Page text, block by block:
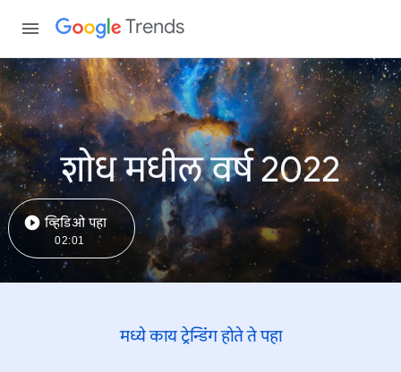
Trends
शोध मधील वर्ष 2022
व्हिडिओ पहा
02:01
मध्ये काय ट्रेन्डिंंग होते ते पहा